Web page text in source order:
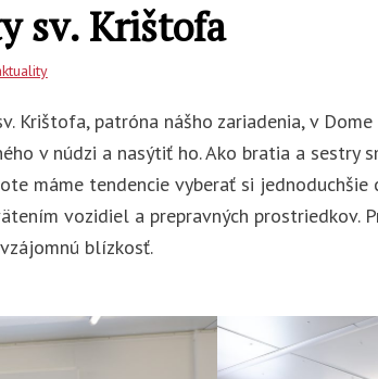
sv. Krištofa
Krištofa, patróna nášho zariadenia, v
v núdzi a nasýtiť ho. Ako bratia a
máme tendencie vyberať si
vozidiel a prepravných prostriedkov.
blízkosť.